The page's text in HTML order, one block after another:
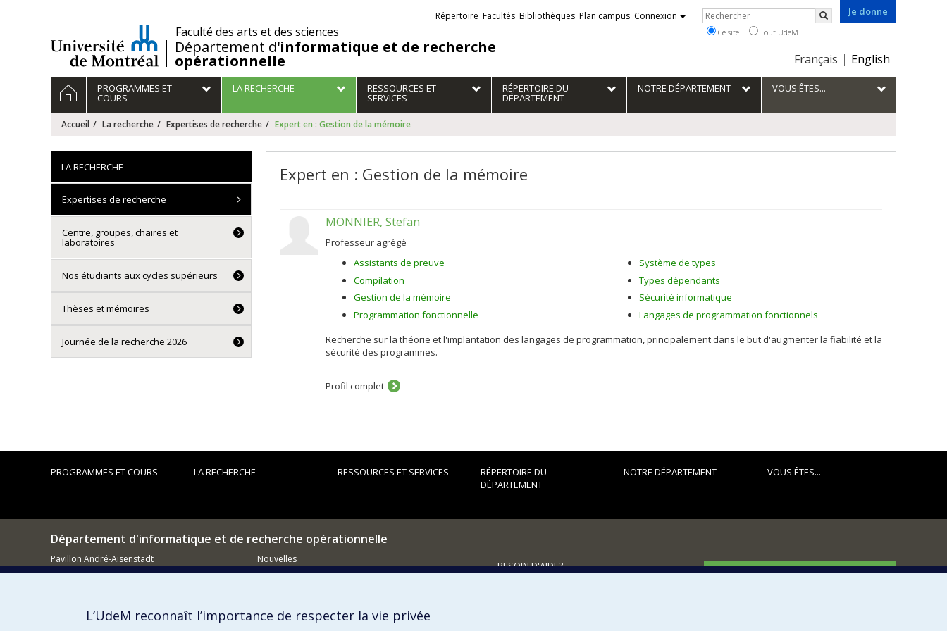
/Faculté des arts et des sciences
Département d'informatique et de recherche
opérationnelle
Je donne
Choix
la
langue
Français English
Liens
externes
Répertoire Facultés Bibliothèques Plan campus Connexion Rechercher
Rechercher
Ce site Tout UdeM
Navigation
principale
ACCUEILPROGRAMMES ET
COURS
LA RECHERCHE RESSOURCES ET
SERVICES
RÉPERTOIRE DU
DÉPARTEMENT
NOTRE DÉPARTEMENT VOUS ÊTES...
Accueil La recherche Expertises de recherche Expert en : Gestion de la mémoire
Expert en : Gestion de la mémoire
MONNIER, Stefan
Professeur agrégé
Assistants de preuve
Compilation
Gestion de la mémoire
Programmation fonctionnelle
Système de types
Types dépendants
Sécurité informatique
Langages de programmation fonctionnels
Recherche sur la théorie et l'implantation des langages de programmation, principalement dans le but d'augmenter la fiabilité et la
sécurité des programmes.
Profil complet
LA RECHERCHE
Expertises de recherche
Centre, groupes, chaires et
laboratoires
Nos étudiants aux cycles supérieurs
Thèses et mémoires
Journée de la recherche 2026
PROGRAMMES ET COURS LA RECHERCHE RESSOURCES ET SERVICES
RÉPERTOIRE DU
DÉPARTEMENT
NOTRE DÉPARTEMENT VOUS ÊTES...
Département d'informatique et de recherche opérationnelle
Pavillon André-Aisenstadt
2920, chemin de la Tour
514 343-6602
Nouvelles
BESOIN D'AIDE?
FACULTÉ DES ARTS ET DES SCIENCES
L’UdeM reconnaît l’importance de respecter la vie privée